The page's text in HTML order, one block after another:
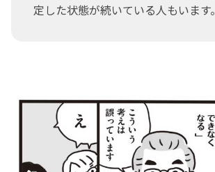
定した状態が続いている人もいます。